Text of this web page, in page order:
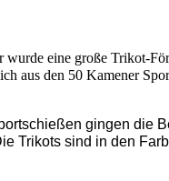
eine große Trikot-
aus den 50 Kamener
gingen die
Trikots sind in den